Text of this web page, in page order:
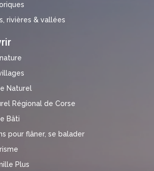
rivières & vallées
Naturel
Régional de Corse
Bâti
pour flâner, se balader
Plus